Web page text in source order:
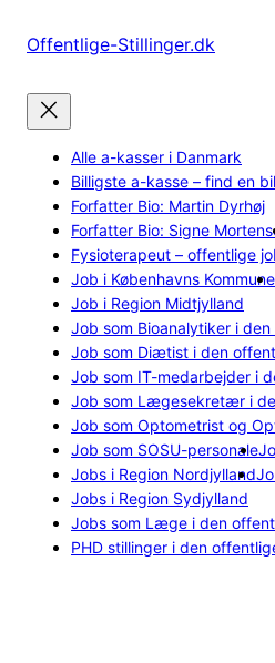
Offentlige-Stillinger.dk
Alle a-kasser i Danmark
Billigste a-kasse – find en
Forfatter Bio: Martin Dyrhøj
Forfatter Bio: Signe
Fysioterapeut – offentlige
Job i Københavns Kommune
Job i Region Midtjylland
Job som Bioanalytiker i
Job som Diætist i den
Job som IT-medarbejder i
Job som Lægesekretær i
Job som Optometrist og
Job som SOSU-personale
Jobs i Region Nordjylland
Jobs i Region Sydjylland
Jobs som Læge i den
PHD stillinger i den